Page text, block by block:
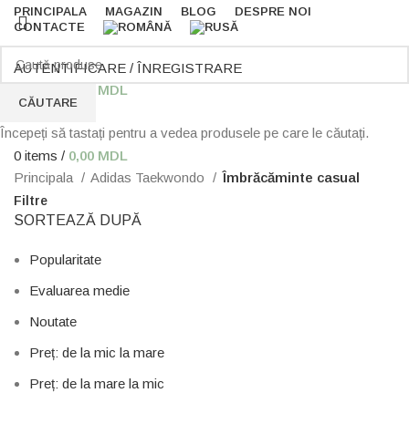
PRINCIPALA MAGAZIN BLOG
DESPRE NOI
CONTACTE
AUTENTIFICARE / ÎNREGISTRARE
MDL
Menu
0 items / 0,00 MDL
Principala
Adidas Taekwondo Îmbrăcăminte casual
Filtre
SORTEAZĂ DUPĂ
Popularitate
Evaluarea medie
Noutate
Preț: de la mic la mare
Preț: de la mare la mic
CĂUTARE
Începeți să tastați pentru a vedea produsele pe care le căutați.